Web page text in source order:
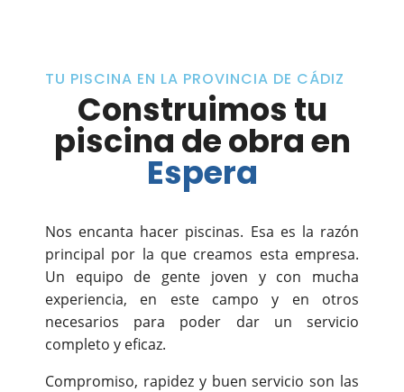
TU PISCINA EN LA PROVINCIA DE CÁDIZ
Construimos tu
piscina de obra en
Espera
Nos encanta hacer piscinas. Esa es la razón
principal por la que creamos esta empresa.
Un equipo de gente joven y con mucha
experiencia, en este campo y en otros
necesarios para poder dar un servicio
completo y eficaz.
Compromiso, rapidez y buen servicio son las